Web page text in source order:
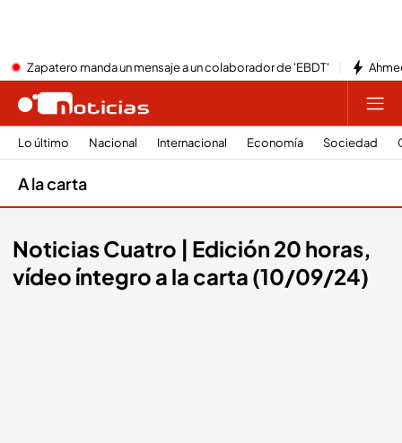
Zapatero manda un mensaje a un colaborador de 'EBDT'
Lo último Nacional Internacional Economía Sociedad
A la carta
Noticias Cuatro | Edición 20 horas,
vídeo íntegro a la carta (10/09/24)